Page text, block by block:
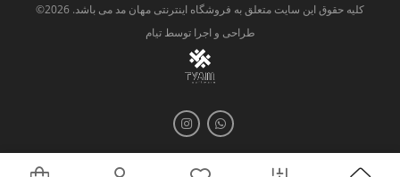
کلیه حقوق این سایت متعلق به فروشگاه اینترنتی مهان مد می باشد. 2026©
طراحی و اجرا توسطتیام